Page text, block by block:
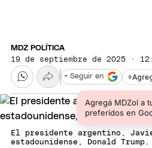
MDZ POLÍTICA
19 de septiembre de 2025 ·
+
Agregá MDZol a
preferidos en
+ Seguir en
El presidente argentino,
estadounidense, Donald